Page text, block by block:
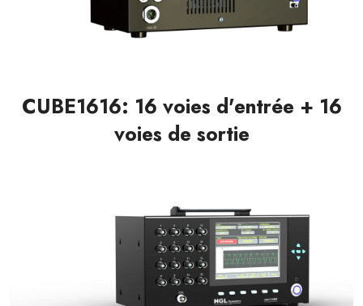
CUBE1616: 16 voies d'entrée + 16
voies de sortie